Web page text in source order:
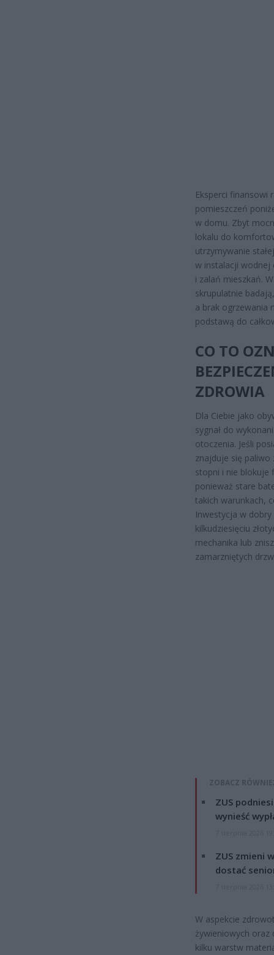
Eksperci finansowi
pomieszczeń
w domu. Zbyt
lokalu do
utrzymywanie
w instalacji wodnej
i zalań mieszkań.
skrupulatnie
a brak ogrzewania
podstawą do
CO TO
ZDROWIA
Dla Ciebie jako
sygnał do
otoczenia. Jeśli
znajduje się
stopni i nie blokuje
ponieważ stare
takich warunkach,
Inwestycja w
kilkudziesięciu
mechanika lub
zamarzniętych
ZOBACZ
ZUS
wynieść
ZUS zmieni
dostać
W aspekcie
żywieniowych oraz
kilku warstw